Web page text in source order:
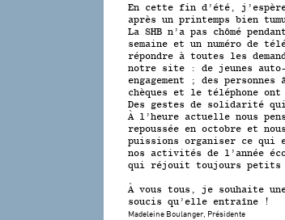
En cette fin d’été,
après un printemps bien
La SHB n’a pas chômé
semaine et un numéro de
répondre à toutes les
notre site : de jeunes auto-
engagement ; des
chèques et le téléphone
Des gestes de solidarité
À l’heure actuelle nous
repoussée en octobre et
puissions organiser ce qui
nos activités de l’année
qui réjouit toujours petits
À vous tous, je souhaite
soucis qu’elle entraîne !
Madeleine Boulanger, Présidente